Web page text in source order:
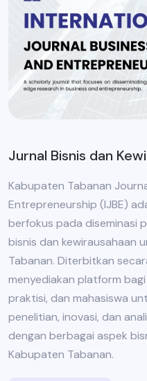
Jurnal Bisnis dan
Kabupaten Tabanan
Entrepreneurship (IJBE)
berfokus pada diseminasi
bisnis dan kewirausahaan
Tabanan. Diterbitkan
menyediakan platform
praktisi, dan mahasiswa
penelitian, inovasi, dan
dengan berbagai aspek
Kabupaten Tabanan.